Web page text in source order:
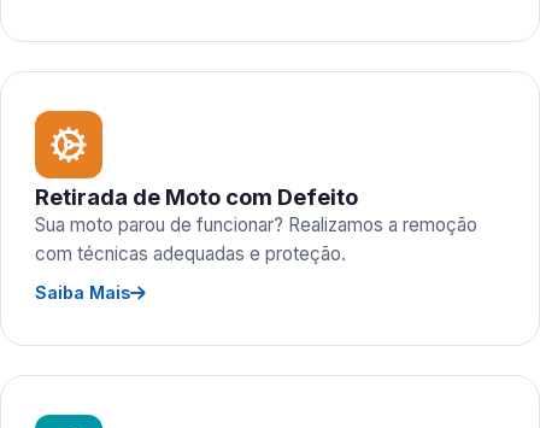
Retirada de Moto com Defeito
Sua moto parou de funcionar? Realizamos a remoção
com técnicas adequadas e proteção.
Saiba Mais